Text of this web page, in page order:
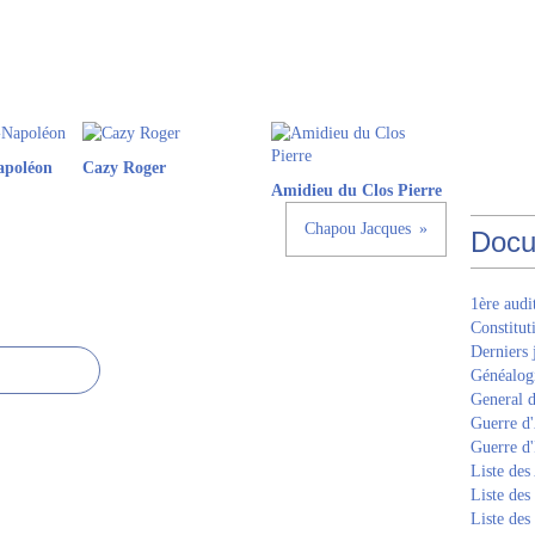
Cazy Roger
Amidieu du Clos Pierre
Chapou Jacques
1ère
General
Guerre
Guerre
Liste
Liste des
Liste des